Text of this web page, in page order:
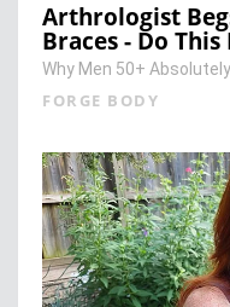
Arthrologist
Braces - Do This
Why Men 50+
FORGE BODY